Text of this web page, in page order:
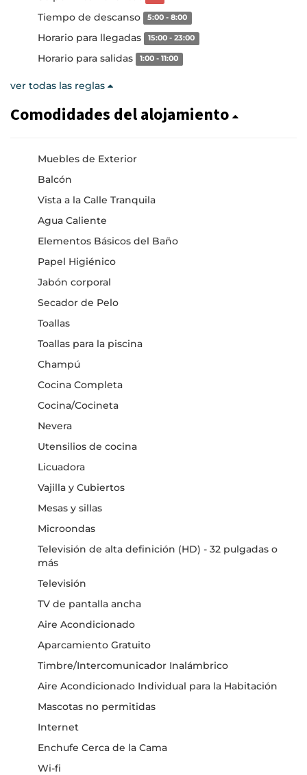
Tiempo de descanso 5:00 - 8:00
Horario para llegadas 15:00 - 23:00
Horario para salidas 1:00 - 11:00
ver todas las reglas
Comodidades del alojamiento
Muebles de Exterior
Balcón
Vista a la Calle Tranquila
Agua Caliente
Elementos Básicos del Baño
Papel Higiénico
Jabón corporal
Secador de Pelo
Toallas
Toallas para la piscina
Champú
Cocina Completa
Cocina/Cocineta
Nevera
Utensilios de cocina
Licuadora
Vajilla y Cubiertos
Mesas y sillas
Microondas
Televisión de alta definición (HD) - 32 pulgadas o
más
Televisión
TV de pantalla ancha
Aire Acondicionado
Aparcamiento Gratuito
Timbre/Intercomunicador Inalámbrico
Aire Acondicionado Individual para la Habitación
Mascotas no permitidas
Internet
Enchufe Cerca de la Cama
Wi-fi